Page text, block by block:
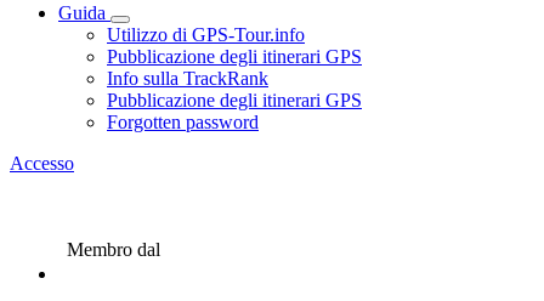
Guida
Utilizzo di GPS-Tour.info
Pubblicazione degli itinerari GPS
Info sulla TrackRank
Pubblicazione degli itinerari GPS
Forgotten password
Accesso
Membro dal